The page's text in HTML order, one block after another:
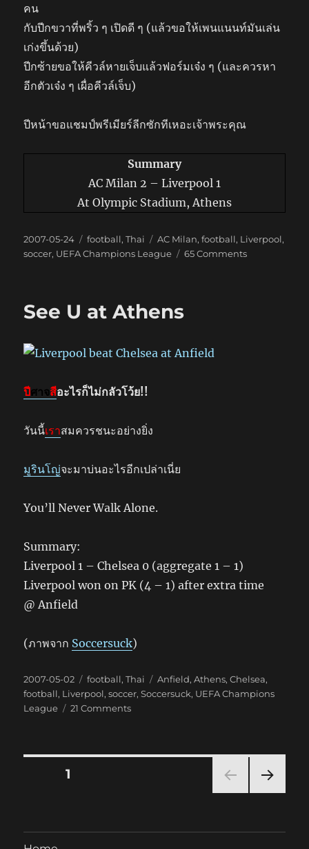
คน
กับปีกขวาที่พริ้ว ๆ เปิดดี ๆ (แล้วขอให้เพนแนนท์มันเล่น
เก่งขึ้นด้วย)
ปีกซ้ายขอให้คีวล์หายเจ็บแล้วฟอร์มเจ๋ง ๆ (และควรหา
อีกตัวเจ๋ง ๆ เผื่อคีวล์เจ็บ)
ปีหน้าขอแชมป์พรีเมียร์ลีกซักทีเหอะเจ้าพระคุณ
Summary
AC Milan 2 – Liverpool 1
At Olympic Stadium, Athens
Posted
on
2007-05-24 Categories
football,Thai Tags
AC Milan,football, Liverpool,
soccer, UEFA Champions League 65 Commentson
See U at Athens
ปีศาจสีอะไรก็ไม่กลัวโว้ย!!
วันนี้เราสมควรชนะอย่างยิ่ง
มูรินโญ่จะมาบ่นอะไรอีกเปล่าเนี่ย
You’ll Never Walk Alone.
Summary:
Liverpool 1 – Chelsea 0 (aggregate 1 – 1)
Liverpool won on PK (4 – 1) after extra time
@ Anfield
(ภาพจาก Soccersuck)
Posted
on
2007-05-02 Categories
football,Thai Tags
Anfield,Athens,Chelsea,
football, Liverpool,soccer,Soccersuck, UEFA Champions
League
21 Commentson
Posts
PAGE1